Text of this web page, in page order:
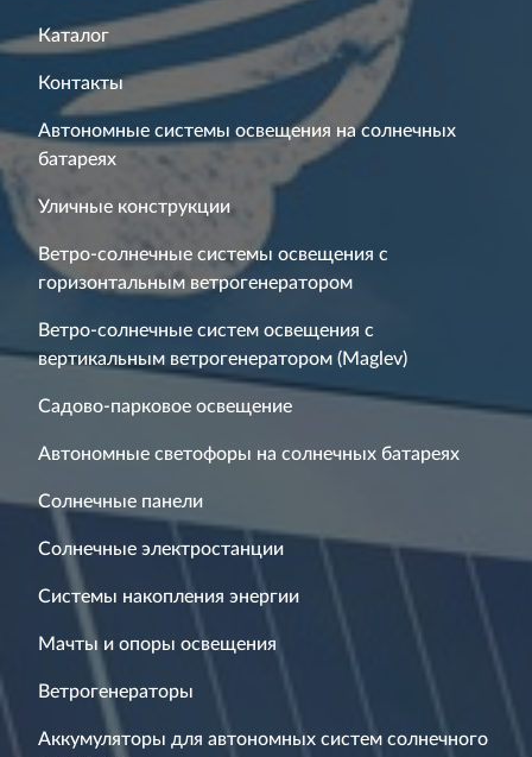
Каталог
Контакты
Автономные системы освещения на солнечных
батареях
Уличные конструкции
Ветро-солнечные системы освещения с
горизонтальным ветрогенератором
Ветро-солнечные систем освещения с
вертикальным ветрогенератором (Maglev)
Садово-парковое освещение
Автономные светофоры на солнечных батареях
Солнечные панели
Солнечные электростанции
Системы накопления энергии
Мачты и опоры освещения
Ветрогенераторы
Аккумуляторы для автономных систем солнечного